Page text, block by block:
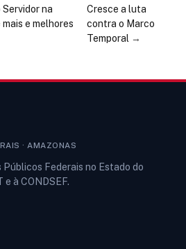
Servidor na
e melhores
Cresce a luta
contra o Marco
Temporal →
· AMAZONAS
Federais no Estado do
e à CONDSEF.